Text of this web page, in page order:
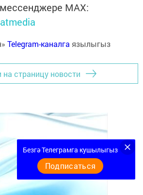
MАХ:
Telegram-каналга язылыгыз
на страницу новости
Безгә Телеграмга кушылыгыз
Подписаться